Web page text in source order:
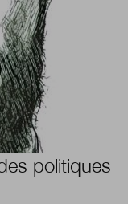
politiques